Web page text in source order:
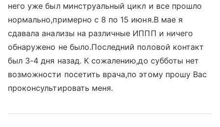
него уже был минструальный цикл и все прошло
нормально,примерно с 8 по 15 июня.В мае я
сдавала анализы на различные ИППП и ничего
обнаружено не было.Последний половой контакт
был 3-4 дня назад. К сожалению,до субботы нет
возможности посетить врача,по этому прошу Вас
проконсультировать меня.